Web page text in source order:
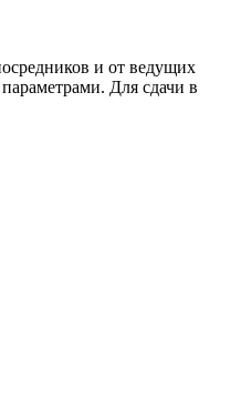
и от ведущих
Для сдачи в